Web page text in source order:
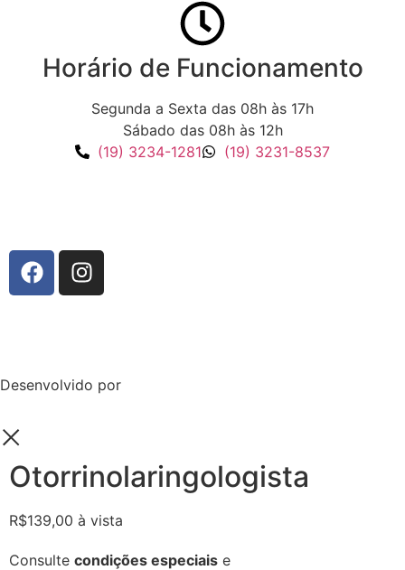
Horário de Funcionamento
Segunda a Sexta das 08h às 17h
Sábado das 08h às 12h
(19) 3234-1281
(19) 3231-8537
Desenvolvido por
Otorrinolaringologista
R$139,00 à vista
Consulte condições especiais e